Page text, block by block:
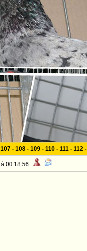
107- 108- 109- 110- 111- 112-
00:18:56